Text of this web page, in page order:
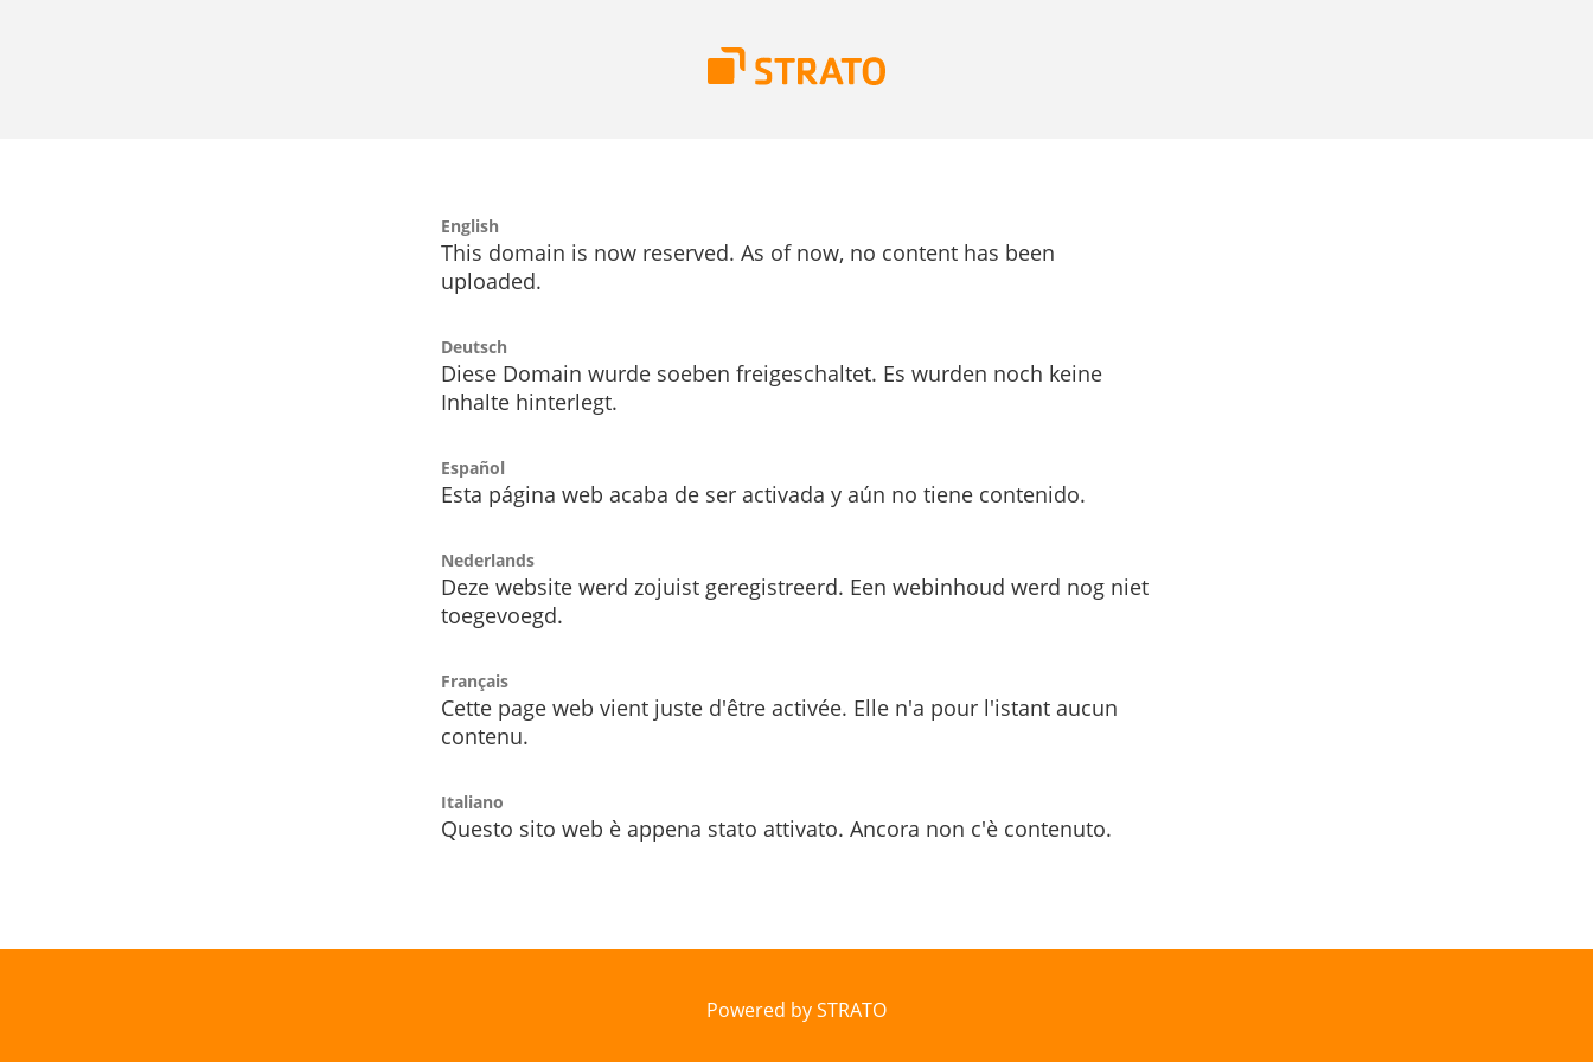
English
This domain is now reserved. As of now, no content has been
uploaded.
Deutsch
Diese Domain wurde soeben freigeschaltet. Es wurden noch keine
Inhalte hinterlegt.
Español
Esta página web acaba de ser activada y aún no tiene contenido.
Nederlands
Deze website werd zojuist geregistreerd. Een webinhoud werd nog niet
toegevoegd.
Français
Cette page web vient juste d'être activée. Elle n'a pour l'istant aucun
contenu.
Italiano
Questo sito web è appena stato attivato. Ancora non c'è contenuto.
Powered by STRATO